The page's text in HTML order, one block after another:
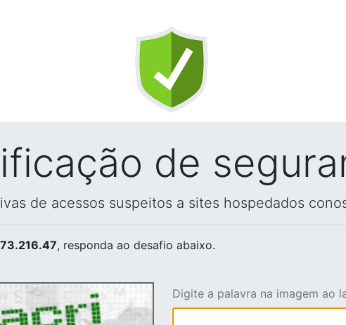
de
de acessos suspeitos a sites hospedados
, responda ao desafio abaixo.
Digite a palavra na imagem ao